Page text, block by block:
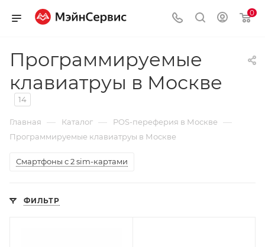
0
Программируемые
клавиатруы в Москве
14
Главная — Каталог — POS-переферия в Москве —
Программируемые клавиатруы в Москве
Смартфоны с 2 sim-картами
ФИЛЬТР